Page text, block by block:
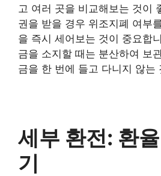
고 여러 곳을 비교해보는 것이
권을 받을 경우 위조지폐 여부
을 즉시 세어보는 것이 중요합
금을 소지할 때는 분산하여 보
금을 한 번에 들고 다니지 않는
세부 환전: 환율
기